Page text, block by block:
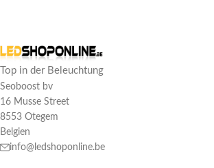
Top in der Beleuchtung
Seoboost bv
16 Musse Street
8553 Otegem
Belgien
info@ledshoponline.be